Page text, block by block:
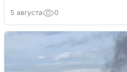
5 августа 0